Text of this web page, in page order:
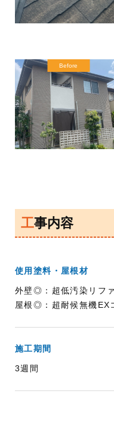
Before
工事内容
使用塗料・屋根材
外壁◎：超低汚染リフ
屋根◎：超耐候無機EX
施工期間
3週間